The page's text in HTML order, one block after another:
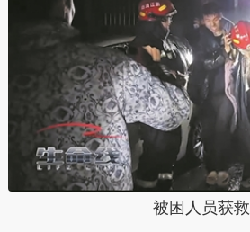
被困人员获救